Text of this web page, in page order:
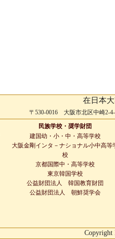
在日本
〒530-0016 大阪市北区中崎2-
民族学校・奨学財団
建国幼・小・中・高等学校
大阪金剛インタ－ナショナル小中高等
校
京都国際中・高等学校
東京韓国学校
公益財団法人 韓国教育財団
公益財団法人 朝鮮奨学会
Copyright